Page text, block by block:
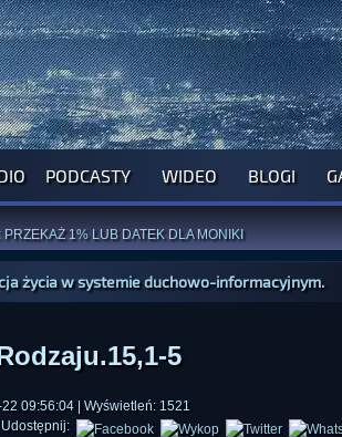
PODCASTY WIDEO BLOGI
NA NAJBLIŻSZY TYDZIEŃ
PRZEKAŻ 1% LUB DATEK DLA MONIKI
BLOGAI POCZUJ SIĘ JAK REDAKTOR
życia w systemie duchowo-informacyjnym.
5
09:56:04 | Wyświetleń: 1521
Udostępnij: